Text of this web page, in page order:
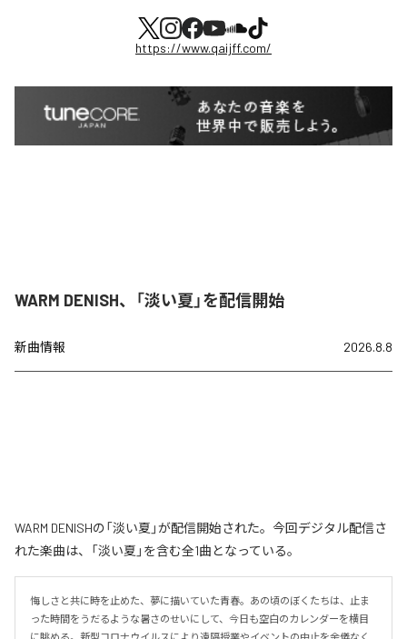
https://www.qaijff.com/
WARM DENISH、「淡い夏」を配信開始
新曲情報 2026.8.8
WARM DENISHの「淡い夏」が配信開始された。今回デジタル配信さ
れた楽曲は、「淡い夏」を含む全1曲となっている。
悔しさと共に時を止めた、夢に描いていた青春。あの頃のぼくたちは、止ま
った時間をうだるような暑さのせいにして、今日も空白のカレンダーを横目
に眺める。新型コロナウイルスにより遠隔授業やイベントの中止を余儀なく